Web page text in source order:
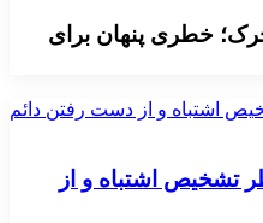
خطری پنهان برای
اشتباه و از دست رفتن دائم
تشخیص اشتباه و از